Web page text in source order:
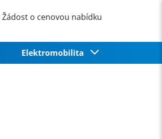
Žádost o cenovou nabídku
Elektromobilita